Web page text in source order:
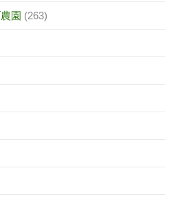
園 (263)